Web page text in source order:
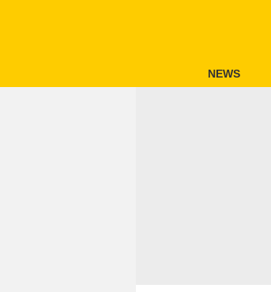
NEWS